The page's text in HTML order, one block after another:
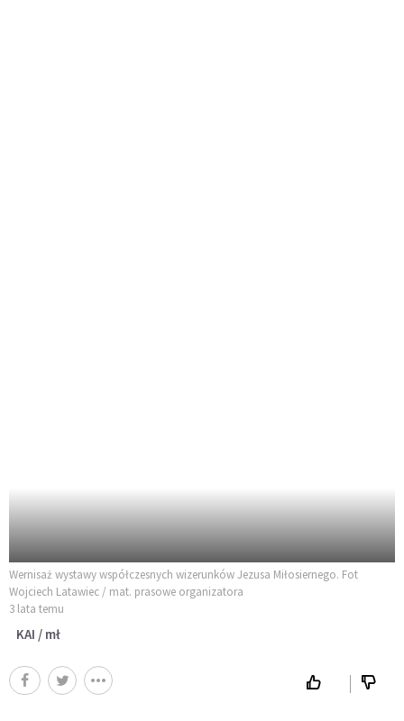
Wernisaż wystawy współczesnych wizerunków Jezusa Miłosiernego. Fot
Wojciech Latawiec / mat. prasowe organizatora
3 lata temu
KAI / mł